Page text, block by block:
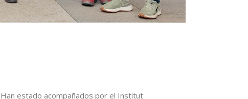
estado acompañados por el Institut